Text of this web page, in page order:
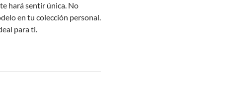
hará sentir única. No
en tu colección personal.
para ti.